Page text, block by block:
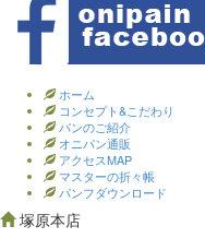
ホーム
コンセプト&こだわり
パンのご紹介
オニパン通販
アクセスMAP
マスターの折々帳
パンフダウンロード
塚原本店